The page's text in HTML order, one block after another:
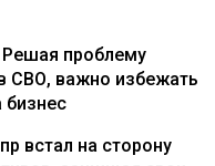
проблему
СВО, важно избежать
бизнес
встал на сторону